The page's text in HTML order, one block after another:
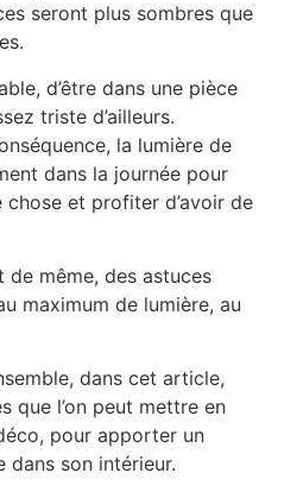
seront plus sombres que
d’être dans une pièce
triste d’ailleurs.
la lumière de
dans la journée pour
et profiter d’avoir de
de même, des astuces
maximum de lumière, au
dans cet article,
que l’on peut mettre en
pour apporter un
dans son intérieur.